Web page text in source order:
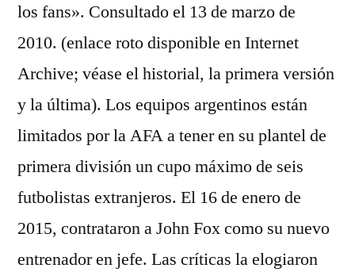
los fans». Consultado el 13 de marzo de
2010. (enlace roto disponible en Internet
Archive; véase el historial, la primera versión
y la última). Los equipos argentinos están
limitados por la AFA a tener en su plantel de
primera división un cupo máximo de seis
futbolistas extranjeros. El 16 de enero de
2015, contrataron a John Fox como su nuevo
entrenador en jefe. Las críticas la elogiaron